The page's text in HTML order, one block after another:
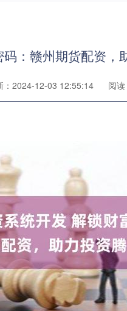
：赣州期货配资，
：2024-12-03 12:55:14 阅